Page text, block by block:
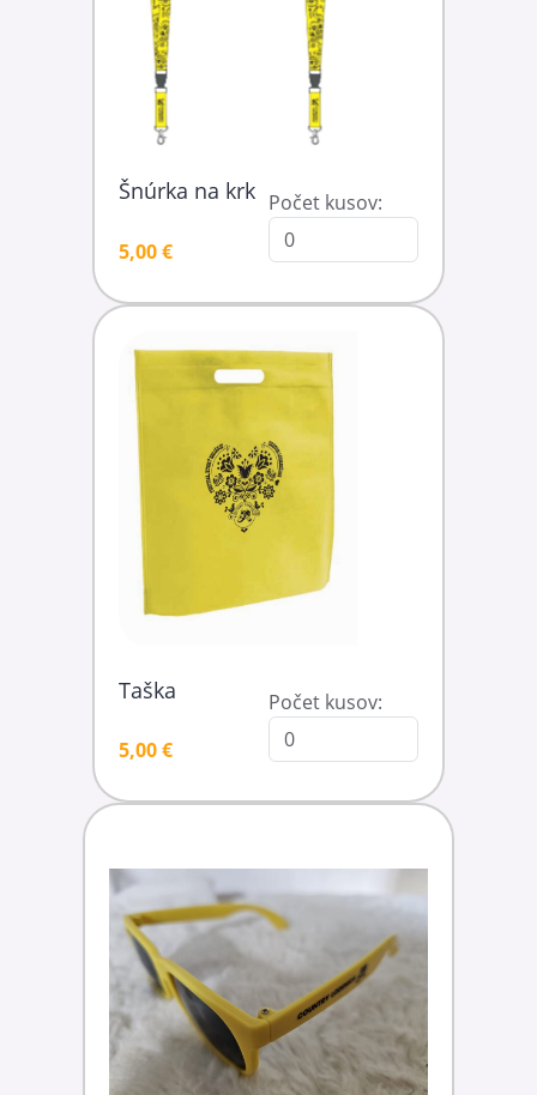
Šnúrka na krk
5,00 €
Počet kusov:
Taška
5,00 €
Počet kusov: